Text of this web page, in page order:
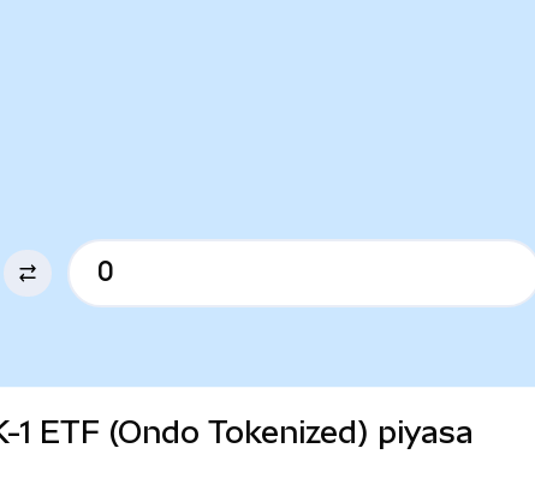
ETF (Ondo Tokenized) piyasa